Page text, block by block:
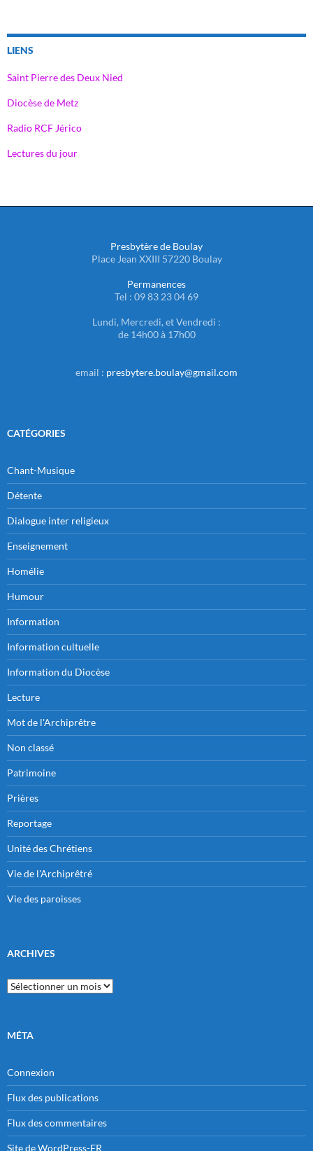
LIENS
Saint Pierre des Deux Nied
Diocèse de Metz
Radio RCF Jérico
Lectures du jour
Presbytère de Boulay
Place Jean XXIII 57220 Boulay
Permanences
Tel : 09 83 23 04 69
Lundi, Mercredi, et Vendredi :
de 14h00 à 17h00
email : presbytere.boulay@gmail.com
CATÉGORIES
Chant-Musique
Détente
Dialogue inter religieux
Enseignement
Homélie
Humour
Information
Information cultuelle
Information du Diocèse
Lecture
Mot de l'Archiprêtre
Non classé
Patrimoine
Prières
Reportage
Unité des Chrétiens
Vie de l'Archiprêtré
Vie des paroisses
ARCHIVES
Archives
MÉTA
Connexion
Flux des publications
Flux des commentaires
Site de WordPress-FR